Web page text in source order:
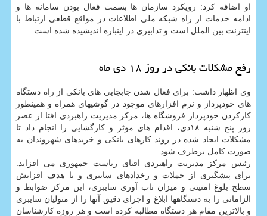
او اضافه کرد: رویکرد سازمان ها بسمت فعال بودن سامانه ها و
ادامه خدمات از راه شبکه ملی اطلاعات در مواقع قطعی ارتباط با
اینترنت بین الملل است و تدابیری در اینباره اندیشیده شده است.
رفع مشکلات بانکی در روز ۱۸ دی ماه
وی اظهار داشت: برای فعال شدن جابجایی های بانکی از راه دستگاه
های خودپرداز و نرم افزارهای موجود در گوشیهای همراه و همینطور
کارکردن خودپرداز فروشگاه ها، مرکز مدیریت راهبردی افتا از عصر
روز پنج شنبه ۱۸دی، اقدام های موثر و کارگشایی را انجام داد تا
مشکلات ایجاد شده در روند کارهای بانکی و خریدهای شهروندان به
صورت کامل برطرف شود.
رئیس مرکز مدیریت راهبردی افتای ریاست جمهوری می افزاید:
برای پیشگیری از حملات و رخدادهای سایبری و با هدف افزایش
سطح بلوغ امنیتی و میزان تاب آوری سایبری، این مرکز ضوابط و
الزاماتی را به دستگاهها ابلاغ و اجرای دقیق آنها را از متولیان سایبری
و بالاترین مقام هر دستگاه مطالبه کرده است و هر روزه کارشناسان